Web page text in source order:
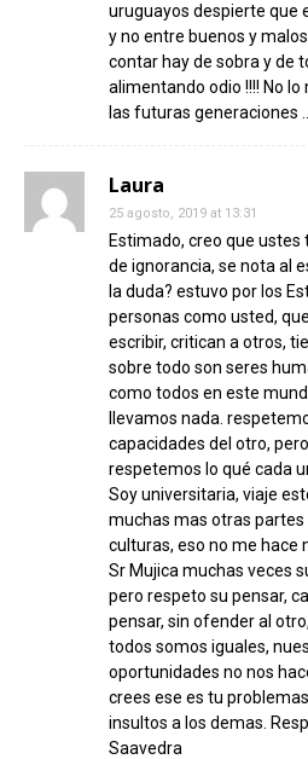
uruguayos despierte que
y no entre buenos y
contar hay de sobra y de
alimentando odio !!!! No
las futuras generaciones ….
Laura
25 agosto, 2019 at 13:31
Estimado, creo que
de ignorancia, se nota al
la duda? estuvo por los
personas como usted,
escribir, critican a otros,
sobre todo son seres
como todos en este
llevamos nada.
capacidades del otro,
respetemos lo qué cada
Soy universitaria, viaje
muchas mas otras
culturas, eso no me hace
Sr Mujica muchas veces
pero respeto su pensar,
pensar, sin ofender al
todos somos iguales,
oportunidades no nos
crees ese es tu
insultos a los demas.
Saavedra